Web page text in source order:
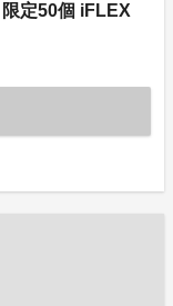
定50個 iFLEX